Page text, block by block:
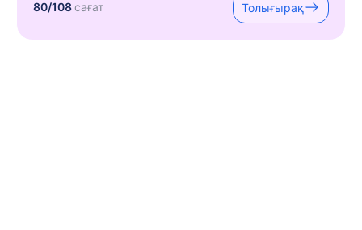
80/108сағат Толығырақ